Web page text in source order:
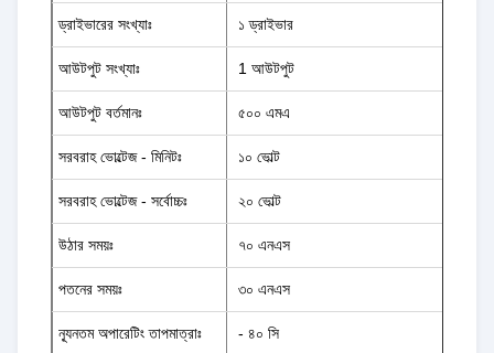
ড্রাইভারের সংখ্যাঃ ১ ড্রাইভার
আউটপুট সংখ্যাঃ 1 আউটপুট
আউটপুট বর্তমানঃ ৫০০ এমএ
সরবরাহ ভোল্টেজ - মিনিটঃ ১০ ভোল্ট
সরবরাহ ভোল্টেজ - সর্বোচ্চঃ ২০ ভোল্ট
উঠার সময়ঃ ৭০ এনএস
পতনের সময়ঃ ৩০ এনএস
ন্যূনতম অপারেটিং তাপমাত্রাঃ - ৪০ সি